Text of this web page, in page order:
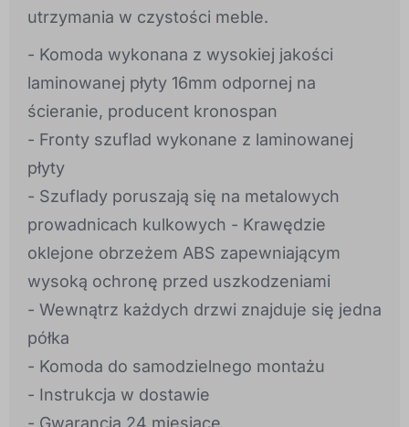
utrzymania w czystości meble.
- Komoda wykonana z wysokiej jakości
laminowanej płyty 16mm odpornej na
ścieranie, producent kronospan
- Fronty szuflad wykonane z laminowanej
płyty
- Szuflady poruszają się na metalowych
prowadnicach kulkowych - Krawędzie
oklejone obrzeżem ABS zapewniającym
wysoką ochronę przed uszkodzeniami
- Wewnątrz każdych drzwi znajduje się jedna
półka
- Komoda do samodzielnego montażu
- Instrukcja w dostawie
- Gwarancja 24 miesiące